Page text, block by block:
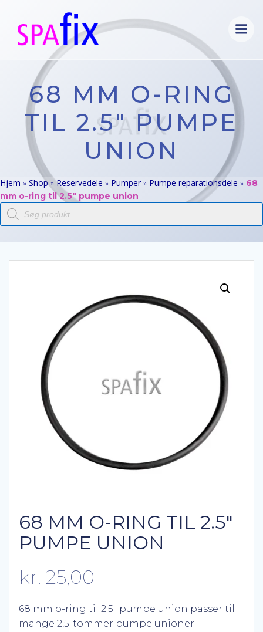
indhold
68 MM O-RING
TIL 2.5″ PUMPE
UNION
Hjem » Shop»Reservedele » Pumper » Pumpe reparationsdele » 68
mm o-ring til 2.5″ pumpe union
Products
search
68 MM O-RING TIL 2.5″
PUMPE UNION
kr. 25,00
68 mm o-ring til 2.5″ pumpe union passer til
mange 2,5-tommer pumpe unioner.